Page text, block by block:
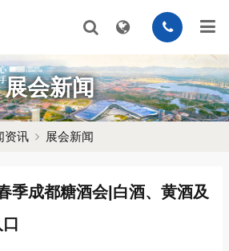
展会新闻
资讯 展会新闻
季成都糖酒会|白酒、黄酒及